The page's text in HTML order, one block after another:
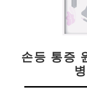
손등 통증